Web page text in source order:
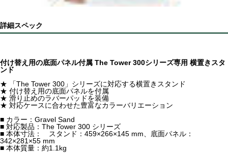
詳細スペック
付け替え用の底面パネル付属 The Tower 300シリーズ専用 横置きスタ
ンド
★ 「The Tower 300」シリーズに対応する横置きスタンド
★ 付け替え用の底面パネルを付属
★ 滑り止めのラバーパッドを装備
★ 対応ケースに合わせた豊富なカラーバリエーション
■ カラー：Gravel Sand
■ 対応製品：The Tower 300 シリーズ
■ 本体寸法： スタンド：459×266×145 mm、底面パネル：
342×281×55 mm
■ 本体質量：約1.1kg